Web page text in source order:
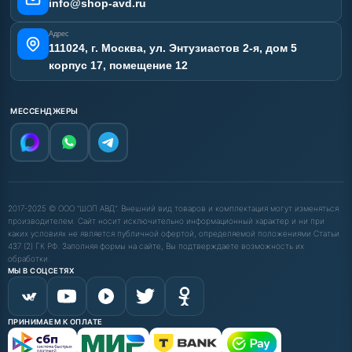
info@shop-avd.ru
Адрес
111024, г. Москва, ул. Энтузиастов 2-я, дом 5
корпус 17, помещение 12
МЕССЕНДЖЕРЫ
2017-2025 © ООО "ШОП АВД". Внешний вид товаров и комплектация могут изменяться
производителем. Сайт носит исключительно информационный характер и ни при
каких условиях не является публичной офертой, определяемой положениями Статьи
437 (2) ГК РФ. Заполняя формы на сайте, Вы подтверждаете возможность их
обработки.
МЫ В СОЦСЕТЯХ
ПРИНИМАЕМ К ОПЛАТЕ